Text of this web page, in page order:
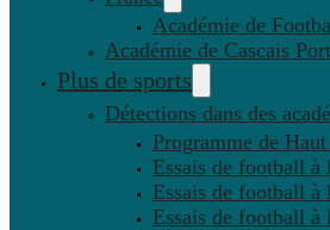
Académie de
Académie de Cascais
Plus de sports
Détections dans des
Programme de
Essais de football à
Essais de football à
Essais de football à